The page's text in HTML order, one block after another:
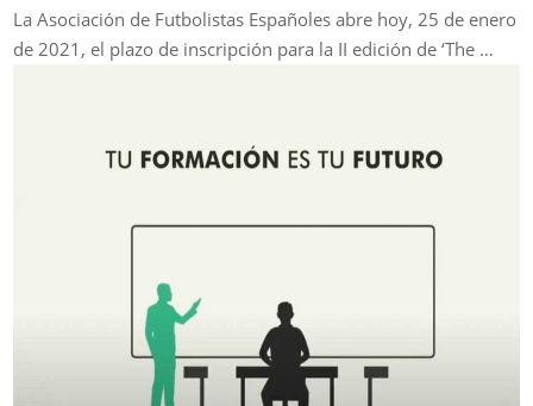
La Asociación de Futbolistas Españoles abre hoy, 25 de enero
de 2021, el plazo de inscripción para la II edición de ‘The …